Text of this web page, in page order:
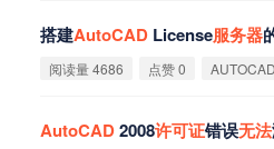
搭建AutoCAD License服务器
阅读量 4686 点赞 0 AUTOCAD
AutoCAD2008许可证错误无法